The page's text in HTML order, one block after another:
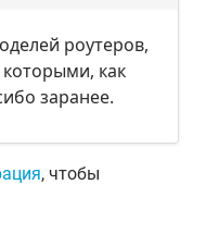
роутеров,
которыми, как
заранее.
, чтобы